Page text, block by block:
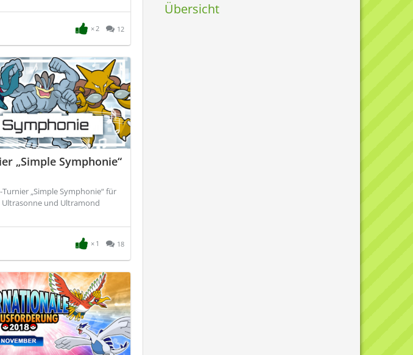
2 12
„Simple Symphonie“
„Simple Symphonie“ für
Ultrasonne und Ultramond
1 18
Übersicht